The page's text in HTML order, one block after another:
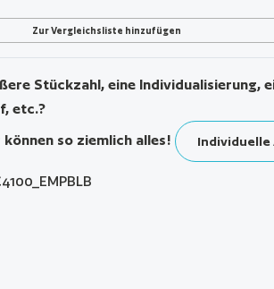
Zur Vergleichsliste hinzufügen
Stückzahl, eine Individualisierung,
etc.?
so ziemlich alles!
Individuelle